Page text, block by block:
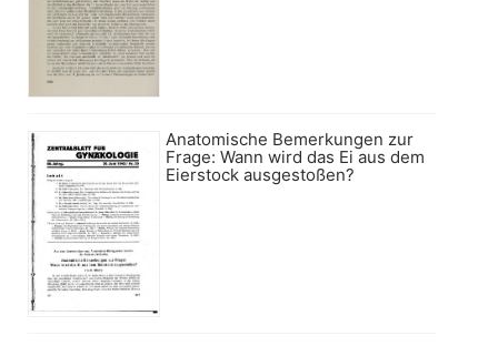
Anatomische Bemerkungen zur
Frage: Wann wird das Ei aus dem
Eierstock ausgestoßen?